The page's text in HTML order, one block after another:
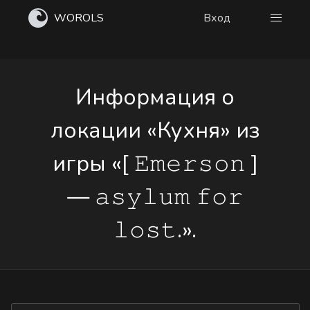
WOROLS Вход
Информация о
локации «Кухня» из
игры «[ 𝙴𝚖𝚎𝚛𝚜𝚘𝚗 ]
— 𝚊𝚜𝚢𝚕𝚞𝚖 𝚏𝚘𝚛
𝚕𝚘𝚜𝚝.».